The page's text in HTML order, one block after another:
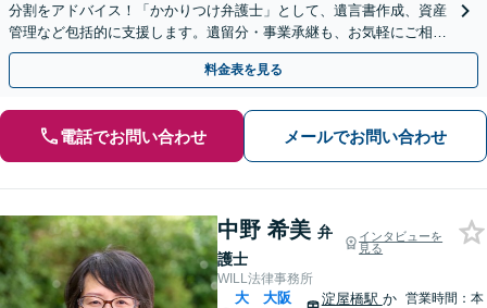
分割をアドバイス！「かかりつけ弁護士」として、遺言書作成、資産
管理など包括的に支援します。遺留分・事業承継も、お気軽にご相談
ください【夜間面談可】【ビデオ面談可】【東梅田駅8分】
料金表を見る
電話でお問い合わせ メールでお問い合わせ
中野 希美 弁
護士
インタビューを
見る
WILL法律事務所
大
大阪
淀屋橋駅 か 営業時間：本